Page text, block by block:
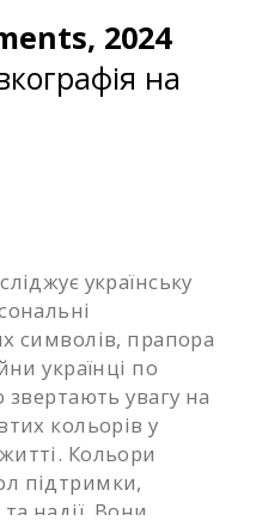
2024
на
українську
символів, прапора
українці по
звертають увагу на
кольорів у
Кольори
підтримки,
надії. Вони